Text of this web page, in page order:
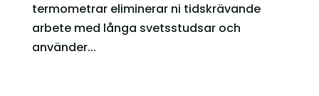
termometrar eliminerar ni tidskrävande
arbete med långa svetsstudsar och
använder...